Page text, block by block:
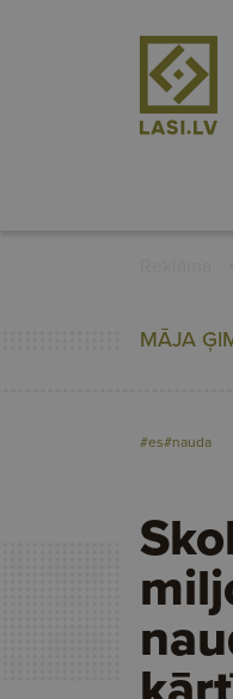
MĀJA
#es#nauda